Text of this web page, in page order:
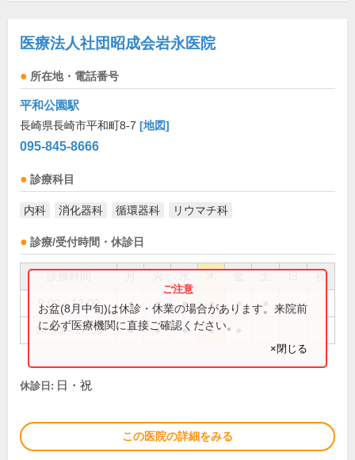
医療法人社団昭成会岩永医院
所在地・電話番号
平和公園駅
長崎県長崎市平和町8-7 [地図]
095-845-8666
診療科目
内科 消化器科 循環器科 リウマチ科
診療/受付時間・休診日
祝
9:00～12:00 ● ● ● ● ●
14:00～17:00 ● ● ● ●
お盆(8月中旬)は休診・休業の場合があります。来院前
に必ず医療機関に直接ご確認ください。
×閉じる
休診日: 日・祝
この医院の詳細をみる